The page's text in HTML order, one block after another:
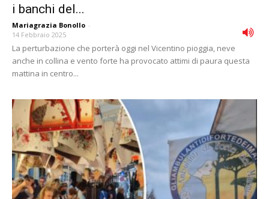
i banchi del...
Mariagrazia Bonollo -
14 Febbraio 2025
La perturbazione che porterà oggi nel Vicentino pioggia, neve
anche in collina e vento forte ha provocato attimi di paura questa
mattina in centro...